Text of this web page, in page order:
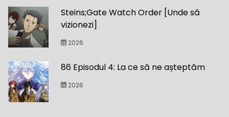
Steins;Gate Watch Order [Unde să
vizionezi]
2026
86 Episodul 4: La ce să ne așteptăm
2026